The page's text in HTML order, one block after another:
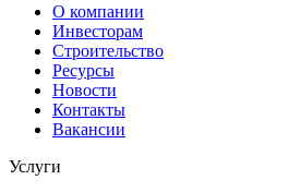
О компании
Инвесторам
Строительство
Ресурсы
Новости
Контакты
Вакансии
Услуги